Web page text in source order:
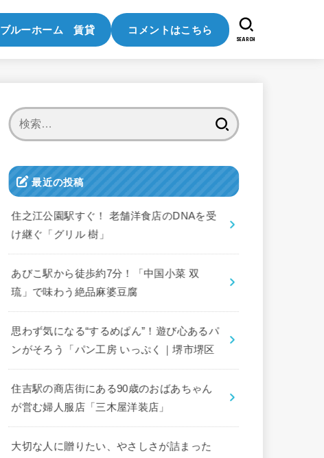
ブルーホーム 賃貸 コメントはこちら
SEARCH
最近の投稿
住之江公園駅すぐ！ 老舗洋食店のDNAを受
け継ぐ「グリル 樹」
あびこ駅から徒歩約7分！「中国小菜 双
琉」で味わう絶品麻婆豆腐
思わず気になる“するめぱん”！遊び心あるパ
ンがそろう「パン工房 いっぷく｜堺市堺区
住吉駅の商店街にある90歳のおばあちゃん
が営む婦人服店「三木屋洋装店」
大切な人に贈りたい、やさしさが詰まった